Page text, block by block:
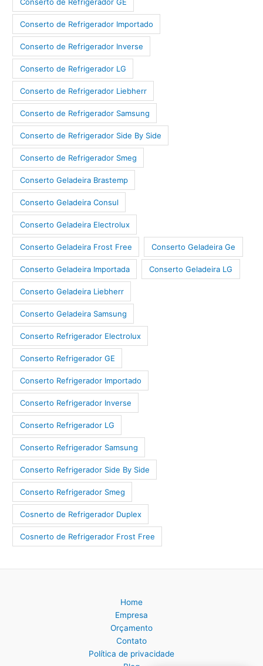
Conserto de Refrigerador Importado
Conserto de Refrigerador Inverse
Conserto de Refrigerador LG
Conserto de Refrigerador Liebherr
Conserto de Refrigerador Samsung
Conserto de Refrigerador Side By Side
Conserto de Refrigerador Smeg
Conserto Geladeira Brastemp
Conserto Geladeira Consul
Conserto Geladeira Electrolux
Conserto Geladeira Frost Free Conserto Geladeira Ge
Conserto Geladeira Importada Conserto Geladeira LG
Conserto Geladeira Liebherr
Conserto Geladeira Samsung
Conserto Refrigerador Electrolux
Conserto Refrigerador GE
Conserto Refrigerador Importado
Conserto Refrigerador Inverse
Conserto Refrigerador LG
Conserto Refrigerador Samsung
Conserto Refrigerador Side By Side
Conserto Refrigerador Smeg
Cosnerto de Refrigerador Duplex
Cosnerto de Refrigerador Frost Free
Home
Empresa
Orçamento
Contato
Política de privacidade